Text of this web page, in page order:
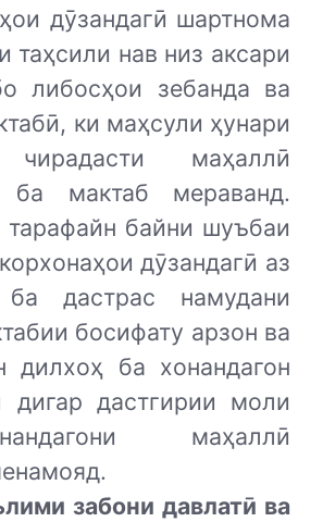
дӯзандагӣ шартнома
таҳсили нав низ аксари
либосҳои зебанда ва
ки маҳсули ҳунари
чирадасти маҳаллӣ
ба мактаб мераванд.
байни шуъбаи
дӯзандагӣ аз
дастрас намудани
босифату арзон ва
дилхоҳ ба хонандагон
дигар дастгирии моли
маҳаллӣ
забони давлатӣ ва